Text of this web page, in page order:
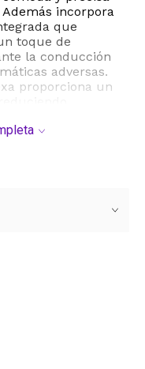
incorpora
que
toque de
la conducción
adversas.
proporciona un
y
con las líneas